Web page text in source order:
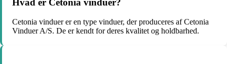
Hvad er Cetonia vinduer?
Cetonia vinduer er en type vinduer, der produceres af Cetonia
Vinduer A/S. De er kendt for deres kvalitet og holdbarhed.